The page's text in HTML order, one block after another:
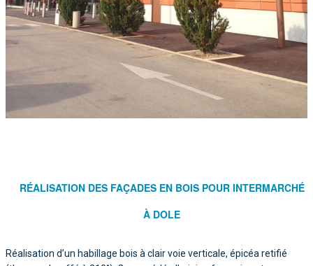
RÉALISATION DES FAÇADES EN BOIS POUR INTERMARCHÉ
À DOLE
Réalisation d’un habillage bois à clair voie verticale, épicéa retifié